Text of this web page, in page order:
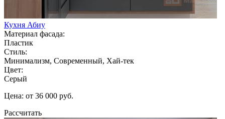
Кухня Абиу
Материал фасада:
Пластик
Стиль:
Минимализм, Современный, Хай-тек
Цвет:
Серый
Цена: от 36 000 руб.
Рассчитать